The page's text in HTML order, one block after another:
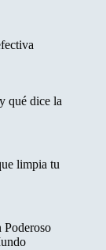
qué dice la
limpia tu
Poderoso